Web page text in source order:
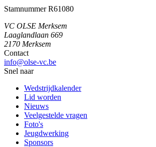
Stamnummer R61080
VC OLSE Merksem
Laaglandlaan 669
2170 Merksem
Contact
info@olse-vc.be
Snel naar
Wedstrijdkalender
Lid worden
Nieuws
Veelgestelde vragen
Foto's
Jeugdwerking
Sponsors